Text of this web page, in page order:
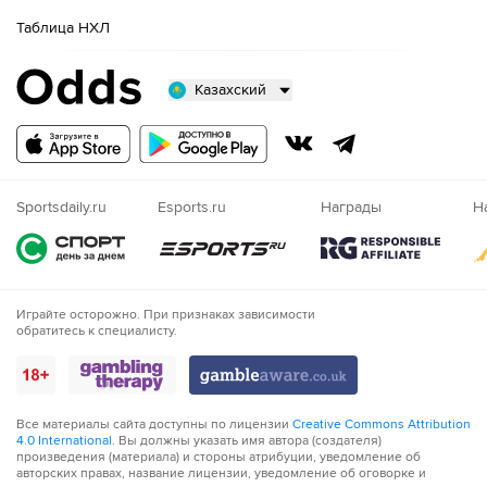
Ницца совершает вбрасывание на своей половине
63´
Тактическая замена. Абдулайе Канте уходит с поля
и его заменяет Флориан Тардье
64´ Сент-Этьен совершает вбрасывание на половине поля
противника
65´ Флориан Тардье навешивает с правого углового, но
неудачно - мяч уходит за предел поля.
66´
Ницца совершает вбрасывание на своей половине
67´ Хорошую попытку сделал Kail Boudache. Удар в створ,
но вратарь начеку
Таблица НХЛ
Казахский
Русский
Nigeria
Sportsdaily.ru Esports.ru Награды
Играйте осторожно. При признаках зависимости
обратитесь к специалисту.
Все материалы сайта доступны по лицензии Creative Commons Attribution
4.0 International. Вы должны указать имя автора (создателя)
произведения (материала) и стороны атрибуции, уведомление об
авторских правах, название лицензии, уведомление об оговорке и